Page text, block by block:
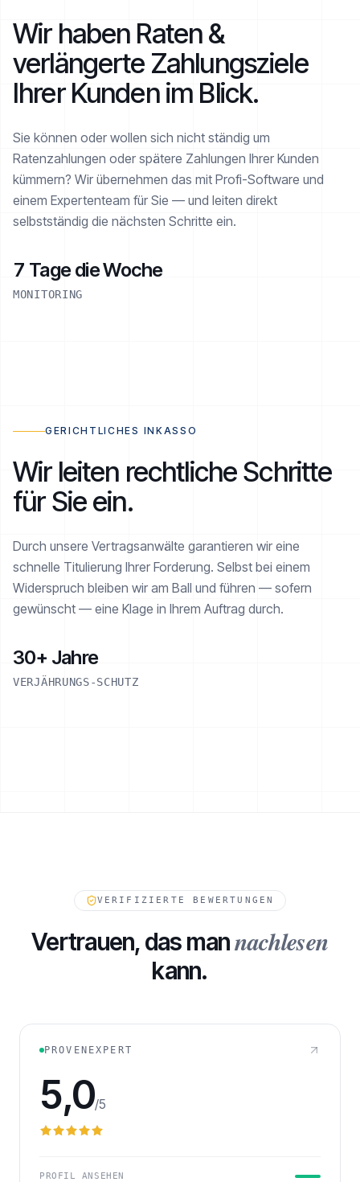
Wir haben Raten &
verlängerte Zahlungsziele
Ihrer Kunden im Blick.
Sie können oder wollen sich nicht ständig um
Ratenzahlungen oder spätere Zahlungen Ihrer Kunden
kümmern? Wir übernehmen das mit Profi-Software und
einem Expertenteam für Sie — und leiten direkt
selbstständig die nächsten Schritte ein.
7 Tage die Woche
MONITORING
Realisiert
GERICHTLICHES INKASSO
Wir leiten rechtliche Schritte
für Sie ein.
Durch unsere Vertragsanwälte garantieren wir eine
schnelle Titulierung Ihrer Forderung. Selbst bei einem
Widerspruch bleiben wir am Ball und führen — sofern
gewünscht — eine Klage in Ihrem Auftrag durch.
30+ Jahre
VERJÄHRUNGS-SCHUTZ
FORDERUNGEN IN WARTESTELLUNG
VERIFIZIERTE BEWERTUNGEN
Vertrauen, das mannachlesen
kann.
PROVENEXPERT
5,0/5
PROFIL ANSEHEN